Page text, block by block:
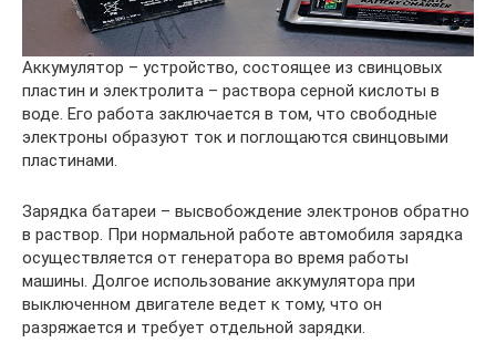
Аккумулятор – устройство, состоящее из свинцовых
пластин и электролита – раствора серной кислоты в
воде. Его работа заключается в том, что свободные
электроны образуют ток и поглощаются свинцовыми
пластинами.
Зарядка батареи – высвобождение электронов обратно
в раствор. При нормальной работе автомобиля зарядка
осуществляется от генератора во время работы
машины. Долгое использование аккумулятора при
выключенном двигателе ведет к тому, что он
разряжается и требует отдельной зарядки.